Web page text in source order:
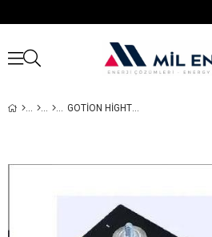
GOTION HIGHTECH 3.2V 102AH LIFEPO4 LITYUM DEMIR FOSFAT HÜCRE